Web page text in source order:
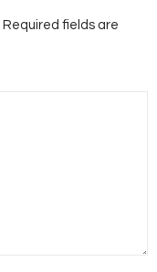
Required fields are